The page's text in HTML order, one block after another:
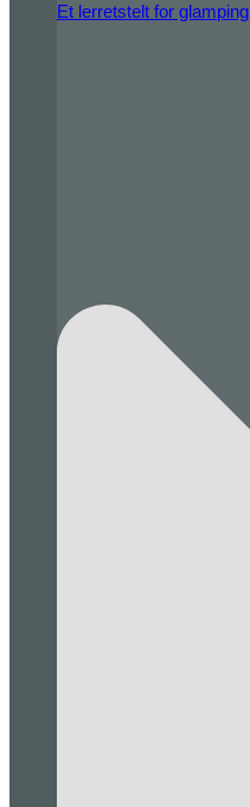
Et lerretstelt for glamping